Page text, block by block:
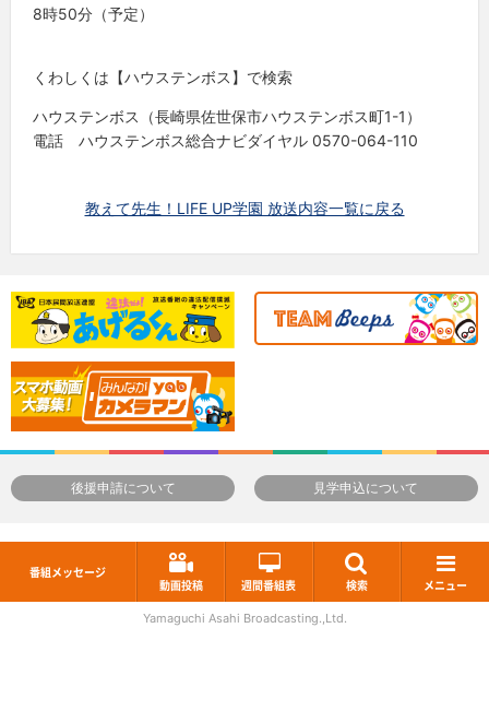
番組メッセージ
動画投稿
週間番組表 検索 メニュー
8時50分（予定）
くわしくは【ハウステンボス】で検索
ハウステンボス（長崎県佐世保市ハウステンボス町1-1）
電話 ハウステンボス総合ナビダイヤル 0570-064-110
教えて先生！LIFE UP学園 放送内容一覧に戻る
後援申請について 見学申込について
Yamaguchi Asahi Broadcasting.,Ltd.